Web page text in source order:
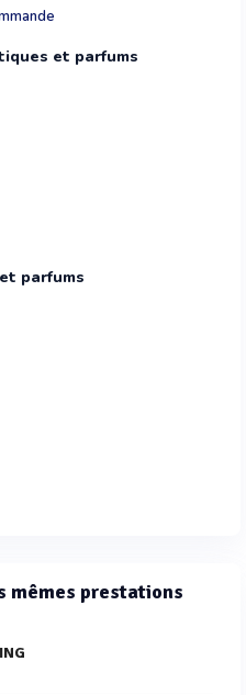
et parfums
parfums
mêmes prestations